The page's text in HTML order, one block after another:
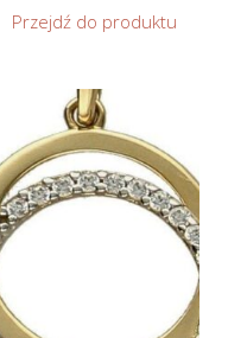
Przejdź do produktu